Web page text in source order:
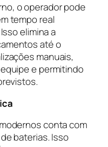
o operador pode
tempo real
elimina a
até o
manuais,
e permitindo
conta com
baterias. Isso